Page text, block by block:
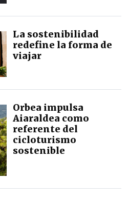
La sostenibilidad
redefine la forma de
viajar
Orbea impulsa
Aiaraldea como
referente del
cicloturismo
sostenible